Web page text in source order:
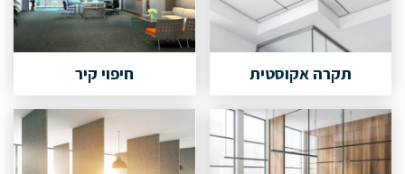
תקרה אקוסטית חיפוי קיר